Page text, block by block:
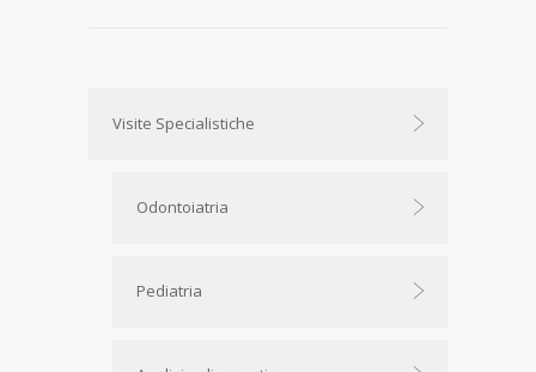
Visite Specialistiche
Odontoiatria
Pediatria